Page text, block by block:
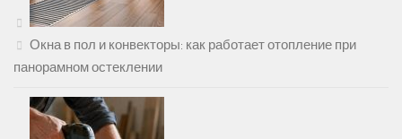
Окна в пол и конвекторы: как работает отопление при
панорамном остеклении